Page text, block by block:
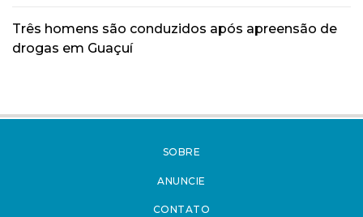
Três homens são conduzidos após apreensão de
drogas em Guaçuí
SOBRE
ANUNCIE
CONTATO